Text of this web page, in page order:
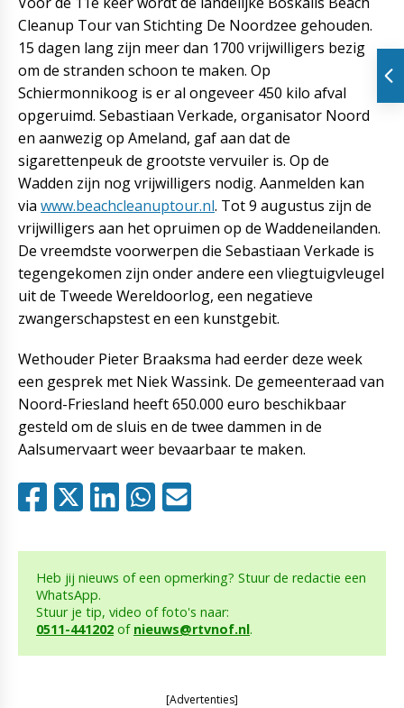
Cleanup Tour van Stichting De Noordzee gehouden.
15 dagen lang zijn meer dan 1700 vrijwilligers bezig
om de stranden schoon te maken. Op
Schiermonnikoog is er al ongeveer 450 kilo afval
opgeruimd. Sebastiaan Verkade, organisator Noord
en aanwezig op Ameland, gaf aan dat de
sigarettenpeuk de grootste vervuiler is. Op de
Wadden zijn nog vrijwilligers nodig. Aanmelden kan
via www.beachcleanuptour.nl. Tot 9 augustus zijn de
vrijwilligers aan het opruimen op de Waddeneilanden.
De vreemdste voorwerpen die Sebastiaan Verkade is
tegengekomen zijn onder andere een vliegtuigvleugel
uit de Tweede Wereldoorlog, een negatieve
zwangerschapstest en een kunstgebit.
Wethouder Pieter Braaksma had eerder deze week
een gesprek met Niek Wassink. De gemeenteraad van
Noord-Friesland heeft 650.000 euro beschikbaar
gesteld om de sluis en de twee dammen in de
Aalsumervaart weer bevaarbaar te maken.
Heb jij nieuws of een opmerking? Stuur de redactie een
WhatsApp.
Stuur je tip, video of foto's naar:
0511-441202 of nieuws@rtvnof.nl.
[Advertenties]